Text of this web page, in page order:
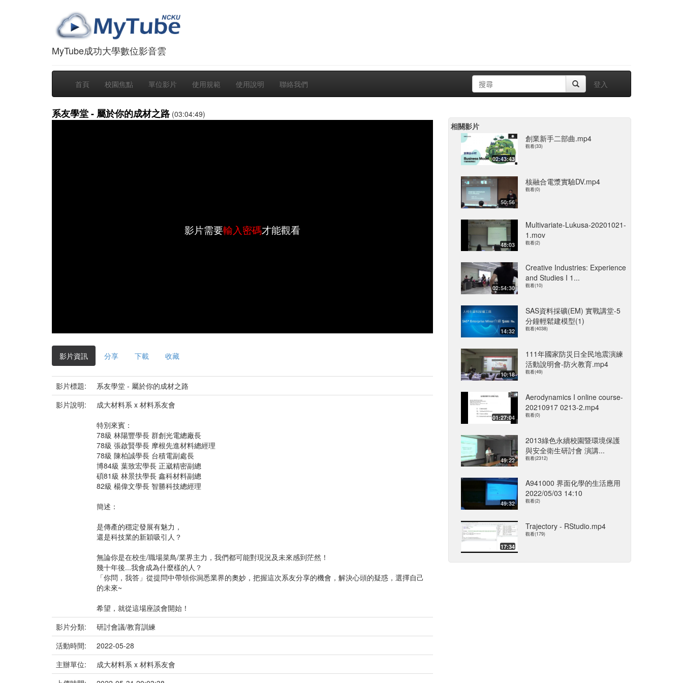
MyTube成功大學數位影音雲
首頁 校園焦點 單位影片 使用規範 使用說明 聯絡我們 登入
系友學堂 - 屬於你的成材之路(03:04:49)
影片需要輸入密碼才能觀看
影片資訊 分享 下載 收藏
影片標題:
系友學堂 - 屬於你的成材之路
影片說明:
成大材料系 x 材料系友會
特別來賓：
78級 林陽豐學長 群創光電總廠長
78級 張啟賢學長 摩根先進材料總經理
78級 陳柏誠學長 台積電副處長
博84級 葉致宏學長 正崴精密副總
碩81級 林景扶學長 鑫科材料副總
82級 楊偉文學長 智勝科技總經理
簡述：
是傳產的穩定發展有魅力，
還是科技業的新穎吸引人？
無論你是在校生/職場菜鳥/業界主力，我們都可能對現況及未來感到茫然！
幾十年後...我會成為什麼樣的人？
「你問，我答」從提問中帶領你洞悉業界的奧妙，把握這次系友分享的機會，解決心頭的疑惑，選擇自己
的未來~
希望，就從這場座談會開始！
影片分類:
研討會議/教育訓練
活動時間:
2022-05-28
主辦單位:
成大材料系 x 材料系友會
相關影片
02:43:43
創業新手二部曲.mp4
觀看(33)
50:56
核融合電漿實驗DV.mp4
觀看(0)
48:03
Multivariate-Lukusa-20201021-
1.mov
觀看(2)
02:54:30
Creative Industries: Experience
and Studies I 1...
觀看(10)
14:32
SAS資料採礦(EM) 實戰講堂-5
分鐘輕鬆建模型(1)
觀看(4038)
10:18
111年國家防災日全民地震演練
活動說明會-防火教育.mp4
觀看(49)
01:27:04
Aerodynamics I online course-
20210917 0213-2.mp4
觀看(0)
49:22
2013綠色永續校園暨環境保護
與安全衛生研討會 演講...
觀看(2312)
49:32
A941000 界面化學的生活應用
2022/05/03 14:10
觀看(2)
17:34
Trajectory - RStudio.mp4
觀看(179)